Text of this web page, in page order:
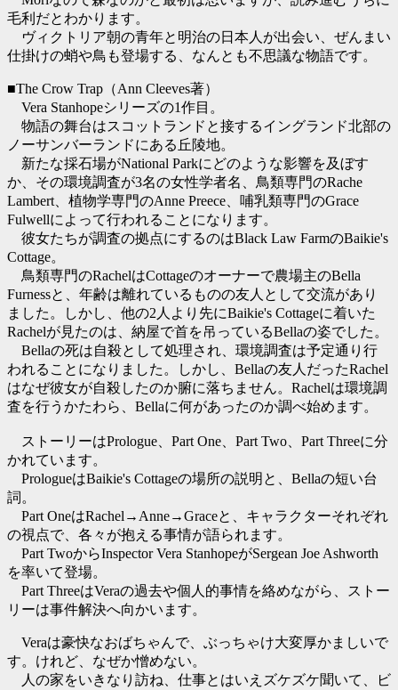
毛利だとわかります。
ヴィクトリア朝の青年と明治の日本人が出会い、ぜんまい
仕掛けの蛸や鳥も登場する、なんとも不思議な物語です。
■The Crow Trap（Ann Cleeves著）
Vera Stanhopeシリーズの1作目。
物語の舞台はスコットランドと接するイングランド北部の
ノーサンバーランドにある丘陵地。
新たな採石場がNational Parkにどのような影響を及ぼす
か、その環境調査が3名の女性学者名、鳥類専門のRache
Lambert、植物学専門のAnne Preece、哺乳類専門のGrace
Fulwellによって行われることになります。
彼女たちが調査の拠点にするのはBlack Law FarmのBaikie's
Cottage。
鳥類専門のRachelはCottageのオーナーで農場主のBella
Furnessと、年齢は離れているものの友人として交流があり
ました。しかし、他の2人より先にBaikie's Cottageに着いた
Rachelが見たのは、納屋で首を吊っているBellaの姿でした。
Bellaの死は自殺として処理され、環境調査は予定通り行
われることになりました。しかし、Bellaの友人だったRachel
はなぜ彼女が自殺したのか腑に落ちません。Rachelは環境調
査を行うかたわら、Bellaに何があったのか調べ始めます。
ストーリーはPrologue、Part One、Part Two、Part Threeに分
かれています。
PrologueはBaikie's Cottageの場所の説明と、Bellaの短い台
詞。
Part OneはRachel→Anne→Graceと、キャラクターそれぞれ
の視点で、各々が抱える事情が語られます。
Part TwoからInspector Vera StanhopeがSergean Joe Ashworth
を率いて登場。
Part ThreeはVeraの過去や個人的事情を絡めながら、ストー
リーは事件解決へ向かいます。
Veraは豪快なおばちゃんで、ぶっちゃけ大変厚かましいで
す。けれど、なぜか憎めない。
人の家をいきなり訪ね、仕事とはいえズケズケ聞いて、ビ